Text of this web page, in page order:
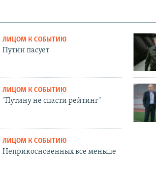
ЛИЦОМ К СОБЫТИЮ
Путин пасует
ЛИЦОМ К СОБЫТИЮ
"Путину не спасти рейтинг"
ЛИЦОМ К СОБЫТИЮ
Неприкосновенных все меньше